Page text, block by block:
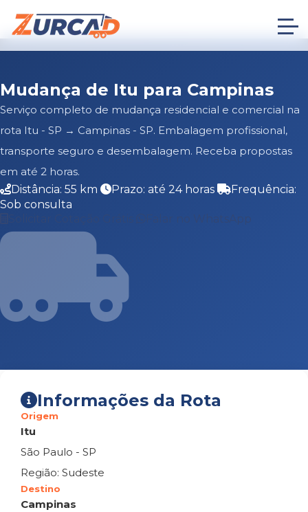
Mudança de Itu para Campinas
Serviço completo de mudança residencial e comercial na
rota Itu - SP → Campinas - SP. Embalagem profissional,
transporte seguro e desembalagem. Receba propostas
em até 2 horas.
Distância: 55 km
Prazo: até 24 horas
Frequência:
Sob consulta
Falar no WhatsApp
Informações da Rota
Origem
Itu
São Paulo - SP
Região: Sudeste
Destino
Campinas